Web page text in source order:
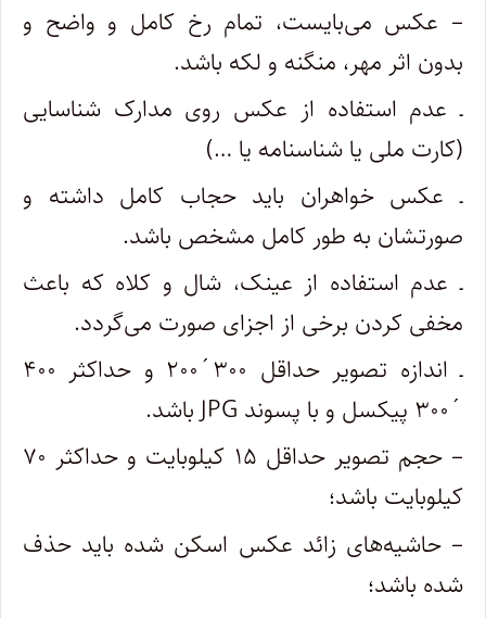
– عکس می‌بایست، تمام رخ کامل و واضح و
بدون اثر مهر، منگنه و لکه باشد.
ـ عدم استفاده از عکس روی مدارک شناسایی
(کارت ملی یا شناسنامه یا …)
ـ عکس خواهران باید حجاب کامل داشته و
صورتشان به طور کامل مشخص باشد.
ـ عدم استفاده از عینک، شال و کلاه که باعث
مخفی کردن برخی از اجزای صورت می‌گردد.
ـ اندازه تصویر حداقل ۳۰۰´۲۰۰ و حداکثر ۴۰۰
´۳۰۰ پیکسل و با پسوند JPG باشد.
– حجم تصویر حداقل ۱۵ کیلوبایت و حداکثر ۷۰
کیلوبایت باشد؛
– حاشیه‌های زائد عکس اسکن شده باید حذف
شده باشد؛